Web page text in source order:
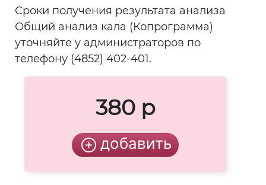
Сроки получения результата анализа
Общий анализ кала (Копрограмма)
уточняйте у администраторов по
телефону (4852) 402-401.
380 р